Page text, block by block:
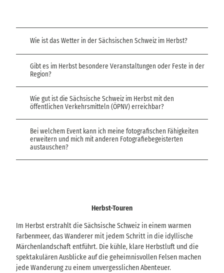
Wie ist das Wetter in der Sächsischen Schweiz im Herbst?
Gibt es im Herbst besondere Veranstaltungen oder Feste in der
Region?
Wie gut ist die Sächsische Schweiz im Herbst mit den
öffentlichen Verkehrsmitteln (ÖPNV) erreichbar?
Bei welchem Event kann ich meine fotografischen Fähigkeiten
erweitern und mich mit anderen Fotografiebegeisterten
austauschen?
Herbst-Touren
Im Herbst erstrahlt die Sächsische Schweiz in einem warmen
Farbenmeer, das Wanderer mit jedem Schritt in die idyllische
Märchenlandschaft entführt. Die kühle, klare Herbstluft und die
spektakulären Ausblicke auf die geheimnisvollen Felsen machen
jede Wanderung zu einem unvergesslichen Abenteuer.